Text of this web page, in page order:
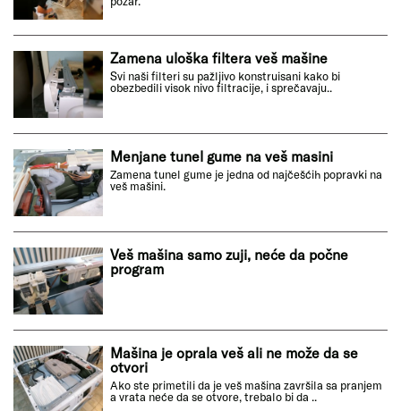
Zamena uloška filtera veš mašine
Svi naši filteri su pažljivo konstruisani kako bi
obezbedili visok nivo filtracije, i sprečavaju..
Menjane tunel gume na veš masini
Zamena tunel gume je jedna od najčešćih popravki na
veš mašini.
Veš mašina samo zuji, neće da počne
program
Mašina je oprala veš ali ne može da se
otvori
Ako ste primetili da je veš mašina završila sa pranjem
a vrata neće da se otvore, trebalo bi da ..